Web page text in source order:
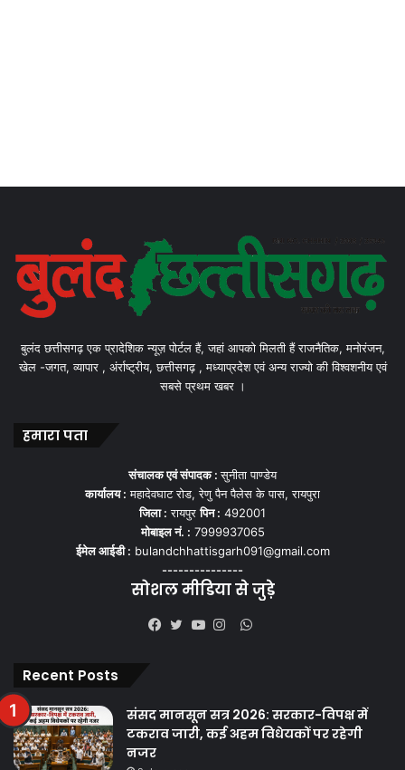
बुलंद छत्तीसगढ़ एक प्रादेशिक न्यूज़ पोर्टल हैं, जहां आपको मिलती हैं राजनैतिक, मनोरंजन,
खेल -जगत, व्यापार , अंर्राष्ट्रीय, छत्तीसगढ़ , मध्याप्रदेश एवं अन्य राज्यो की विश्वशनीय एवं
सबसे प्रथम खबर ।
हमारा पता
संचालक एवं संपादक :सुनीता पाण्डेय
कार्यालय : महादेवघाट रोड, रेणु पैन पैलेस के पास, रायपुरा
जिला : रायपुरपिन : 492001
मोबाइल नं. : 7999937065
ईमेल आईडी : bulandchhattisgarh091@gmail.com
---------------
सोशल मीडिया से जुड़े
WhatsApp
Recent Posts
संसद मानसून सत्र 2026: सरकार-विपक्ष में
टकराव जारी, कई अहम विधेयकों पर रहेगी
नजर